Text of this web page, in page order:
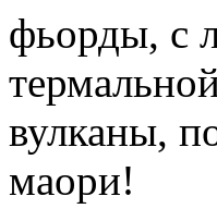
фьорды, с
вулканы,
маори!